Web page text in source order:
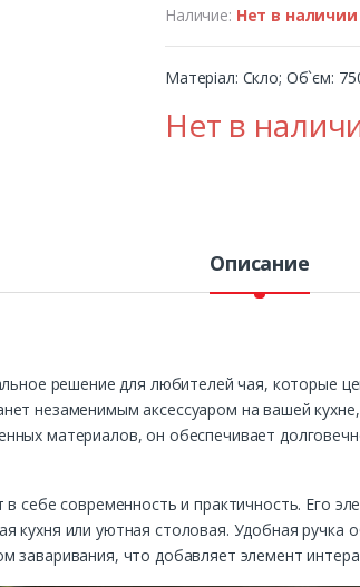
Наличие: Нет в наличии
Матеріал: Скло; Об`єм:
Нет в
Описание
решение для любителей чая, которые
незаменимым аксессуаром на вашей
материалов, он обеспечивает
себе современность и практичность. Его
кухня или уютная столовая. Удобная
заваривания, что добавляет элемент